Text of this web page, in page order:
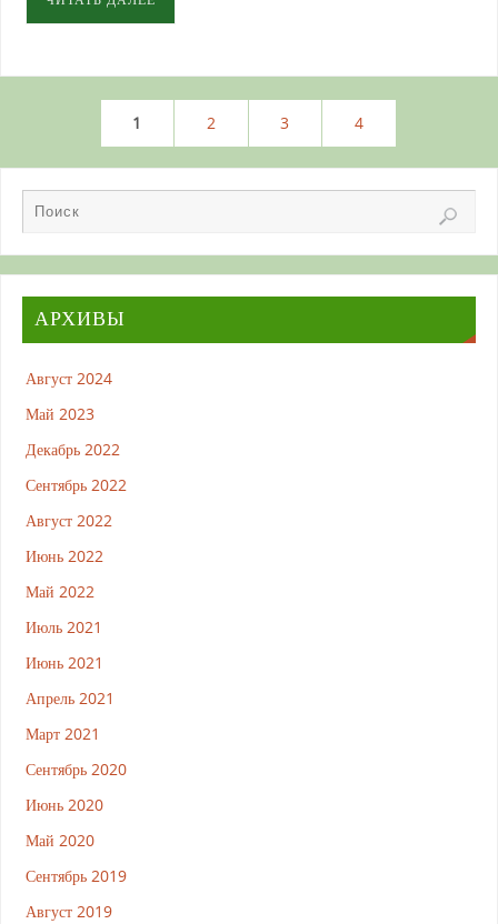
1 2 3 4
АРХИВЫ
Август 2024
Май 2023
Декабрь 2022
Сентябрь 2022
Август 2022
Июнь 2022
Май 2022
Июль 2021
Июнь 2021
Апрель 2021
Март 2021
Сентябрь 2020
Июнь 2020
Май 2020
Сентябрь 2019
Август 2019